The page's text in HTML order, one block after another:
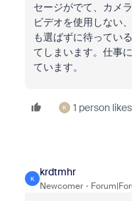
セージがでて、カメ
ビデオを使用しない
も選ばずに待ってい
てしまいます。仕事
ています。
K 1 person
K
krdtmhr
Newcomer